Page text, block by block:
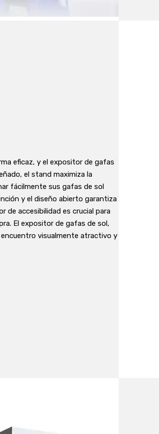
eficaz, y el expositor de gafas
el stand maximiza la
fácilmente sus gafas de sol
y el diseño abierto garantiza
de accesibilidad es crucial para
El expositor de gafas de sol,
visualmente atractivo y